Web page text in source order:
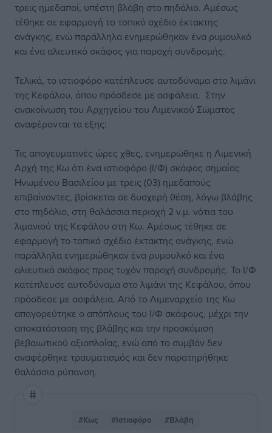
τρεις ημεδαποί, υπέστη βλάβη στο πηδάλιο. Αμέσως
τέθηκε σε εφαρμογή το τοπικό σχέδιο έκτακτης
ανάγκης, ενώ παράλληλα ενημερώθηκαν ένα ρυμουλκό
και ένα αλιευτικό σκάφος για παροχή συνδρομής.
Τελικά, το ιστιοφόρο κατέπλευσε αυτοδύναμα στο λιμάνι
της Κεφάλου, όπου πρόσδεσε με ασφάλεια. Στην
ανακοίνωση του Αρχηγείου του Λιμενικού Σώματος
αναφέρονται τα εξης:
Τις απογευματινές ώρες χθες, ενημερώθηκε η Λιμενική
Αρχή της Κω ότι ένα ιστιοφόρο (Ι/Φ) σκάφος σημαίας
Ηνωμένου Βασιλείου με τρεις (03) ημεδαπούς
επιβαίνοντες, βρίσκεται σε δυσχερή θέση, λόγω βλάβης
στο πηδάλιο, στη θαλάσσια περιοχή 2 ν.μ. νότια του
λιμανιού της Κεφάλου στη Κω. Αμέσως τέθηκε σε
εφαρμογή το τοπικό σχέδιο έκτακτης ανάγκης, ενώ
παράλληλα ενημερώθηκαν ένα ρυμουλκό και ένα
αλιευτικό σκάφος προς τυχόν παροχή συνδρομής. Το Ι/Φ
κατέπλευσε αυτοδύναμα στο λιμάνι της Κεφάλου, όπου
πρόσδεσε με ασφάλεια. Από το Λιμεναρχείο της Κω
απαγορεύτηκε ο απόπλους του Ι/Φ σκάφους, μέχρι την
αποκατάσταση της βλάβης και την προσκόμιση
βεβαιωτικού αξιοπλοΐας, ενώ από το συμβάν δεν
αναφέρθηκε τραυματισμός και δεν παρατηρήθηκε
θαλάσσια ρύπανση.
#Κως #Ιστιοφόρο #Βλάβη